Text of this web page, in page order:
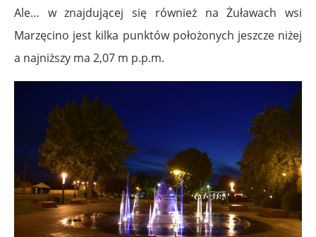
Ale… w znajdującej się również na Żuławach wsi
Marzęcino jest kilka punktów położonych jeszcze niżej
a najniższy ma 2,07 m p.p.m.